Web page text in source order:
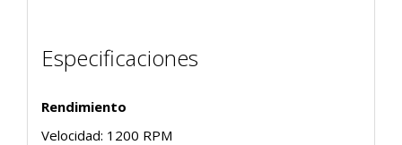
Especificaciones
Rendimiento
Velocidad: 1200 RPM